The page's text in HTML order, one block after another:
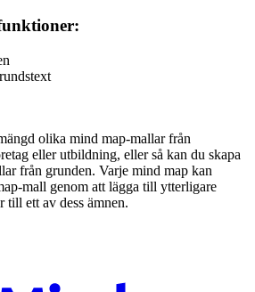
olika mind map-mallar från
eller utbildning, eller så kan du skapa
från grunden. Varje mind map kan
mall genom att lägga till ytterligare
till ett av dess ämnen.